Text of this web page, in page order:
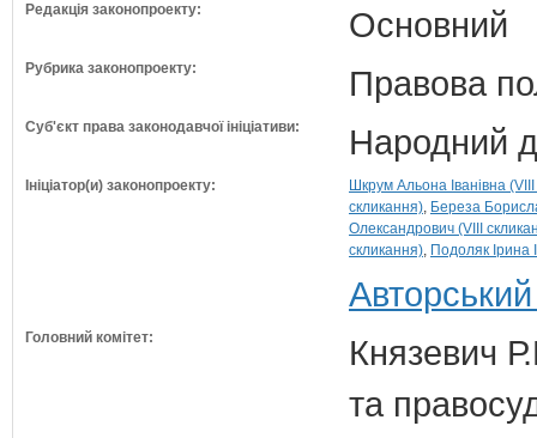
Редакція законопроекту: Основний
Рубрика законопроекту: Правова
Суб'єкт права законодавчої ініціативи: Народний
Ініціатор(и) законопроекту:
Шкрум Альона Іванівна
скликання) Береза
Олександрович (VIII
скликання) Подоляк Ірина
Головний комітет:
Князевич
та